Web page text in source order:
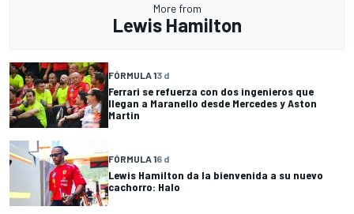
More from
Lewis Hamilton
FÓRMULA 13 d
Ferrari se refuerza con dos ingenieros que
llegan a Maranello desde Mercedes y Aston
Martin
FÓRMULA 16 d
Lewis Hamilton da la bienvenida a su nuevo
cachorro: Halo